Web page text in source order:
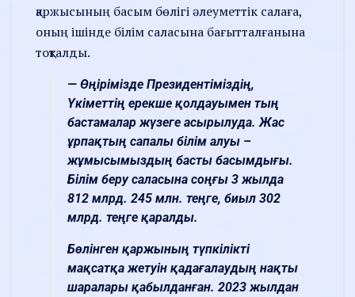
қаржысының басым бөлігі әлеуметтік салаға,
оның ішінде білім саласына бағытталғанына
тоқталды.
— Өңірімізде Президентіміздің,
Үкіметтің ерекше қолдауымен тың
бастамалар жүзеге асырылуда. Жас
ұрпақтың сапалы білім алуы –
жұмысымыздың басты басымдығы.
Білім беру саласына соңғы 3 жылда
812 млрд. 245 млн. теңге, биыл 302
млрд. теңге қаралды.
Бөлінген қаржының түпкілікті
мақсатқа жетуін қадағалаудың нақты
шаралары қабылданған. 2023 жылдан